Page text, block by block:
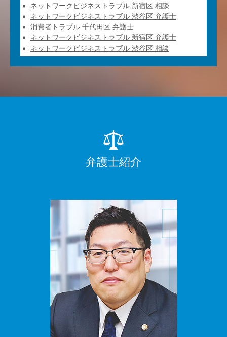
ネットワークビジネストラブル 新宿区 相談
ネットワークビジネストラブル 渋谷区 弁護士
消費者トラブル 千代田区 弁護士
ネットワークビジネストラブル 新宿区 弁護士
ネットワークビジネストラブル 渋谷区 相談
弁護士紹介